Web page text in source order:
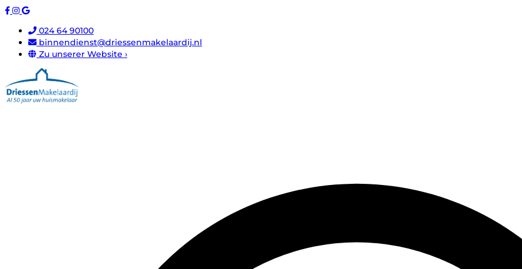
024 64 90100
binnendienst@driessenmakelaardij.nl
Zu unserer Website ›